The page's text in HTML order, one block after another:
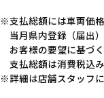
支払総額には車両価
当月県内登録（届出
お客様の要望に基づ
支払総額は消費税込
詳細は店舗スタッフ